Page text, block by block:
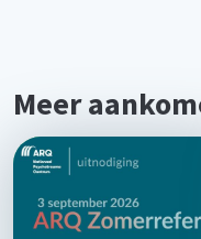
Meer